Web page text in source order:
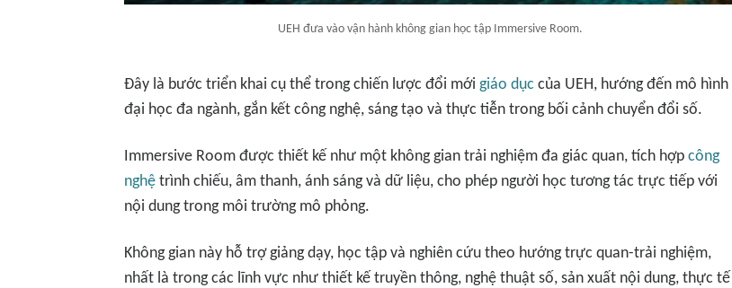
UEH đưa vào vận hành không gian học tập Immersive Room.
Đây là bước triển khai cụ thể trong chiến lược đổi mới giáo dục của UEH, hướng đến mô hình
đại học đa ngành, gắn kết công nghệ, sáng tạo và thực tiễn trong bối cảnh chuyển đổi số.
Immersive Room được thiết kế như một không gian trải nghiệm đa giác quan, tích hợp công
nghệ trình chiếu, âm thanh, ánh sáng và dữ liệu, cho phép người học tương tác trực tiếp với
nội dung trong môi trường mô phỏng.
Không gian này hỗ trợ giảng dạy, học tập và nghiên cứu theo hướng trực quan-trải nghiệm,
nhất là trong các lĩnh vực như thiết kế truyền thông, nghệ thuật số, sản xuất nội dung, thực tế